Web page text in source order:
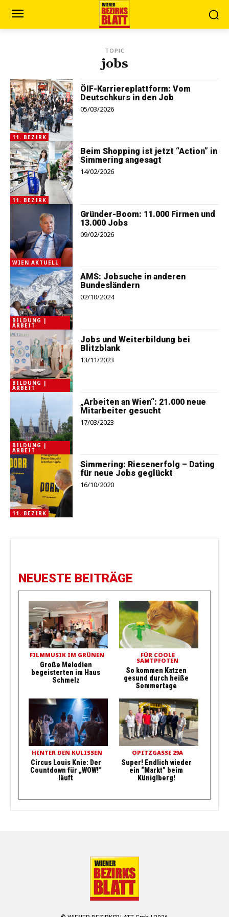
TOPIC
jobs
11. BEZIRK
ÖIF-Karriereplattform: Vom
Deutschkurs in den Job
05/03/2026
11. BEZIRK
Beim Shopping ist jetzt “Action” in
Simmering angesagt
14/02/2026
WIEN AKTUELL
Gründer-Boom: 11.000 Firmen und
13.000 Jobs
09/02/2026
BILDUNG |
ARBEIT
AMS: Jobsuche in anderen
Bundesländern
02/10/2024
BILDUNG |
ARBEIT
Jobs und Weiterbildung bei
Blitzblank
13/11/2023
BILDUNG |
ARBEIT
„Arbeiten an Wien“: 21.000 neue
Mitarbeiter gesucht
17/03/2023
11. BEZIRK
Simmering: Riesenerfolg – Dating
für neue Jobs geglückt
16/10/2020
NEUESTE BEITRÄGE
FILMMUSIK IM GRÜNEN
Große Melodien
begeisterten im Haus
Schmelz
FÜR COOLE
SAMTPFOTEN
So kommen Katzen
gesund durch heiße
Sommertage
HINTER DEN KULISSEN
Circus Louis Knie: Der
Countdown für „WOW!“
läuft
OPITZGASSE 29A
Super! Endlich wieder
ein “Markt” beim
Küniglberg!